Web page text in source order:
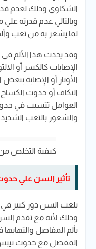
الشكاوي وذلك لعدم
وبالتالي عدم قدرته
لما يشعر به من تعب
وقد يحدث هذا الألم
الإصابات كالكسر أو
الأوتار أو الإصابة
النكاف أو حدوث الكساح
العوامل تتسبب في
والشعور بالتعب الشديد.
كيفية التخلص من
تأثير السن علي
يلعب السن دور كبير
وذلك لأنه مع تقدم
بألم المفاصل
المفصل مع حدوث تيبس